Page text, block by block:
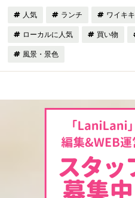
人気 ランチ ワイキキ
ローカルに人気 買い物
風景・景色